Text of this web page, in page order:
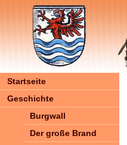
Startseite
Geschichte
Burgwall
Der große Brand